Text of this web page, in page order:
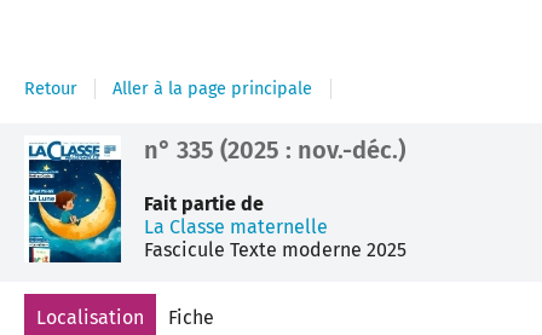
Retour Aller à la page principale
Détail
document
n° 335 (2025 : nov.-déc.)
Fait partie de
La Classe maternelle
FasciculeTexte moderne2025
Localisation Fiche